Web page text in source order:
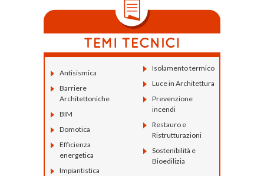
Antisismica
Barriere
Architettoniche
BIM
Domotica
Efficienza
energetica
Impiantistica
Isolamento termico
Luce in Architettura
Prevenzione
incendi
Restauro e
Ristrutturazioni
Sostenibilità e
Bioedilizia